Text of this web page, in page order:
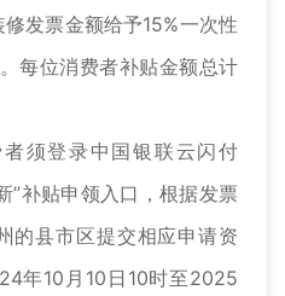
发票金额给予15%一次性
每位消费者补贴金额总计
须登录中国银联云闪付
”补贴申领入口，根据发票
的县市区提交相应申请资
年10月10日10时至2025